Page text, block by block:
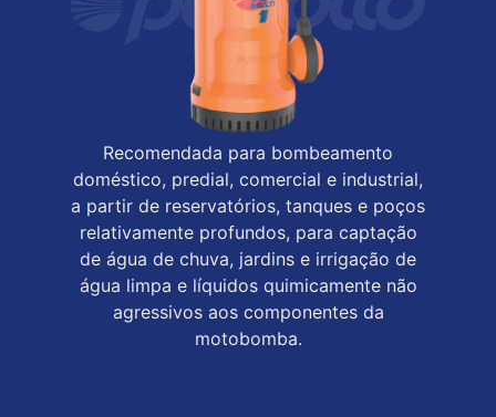
Recomendada para bombeamento
doméstico, predial, comercial e industrial,
a partir de reservatórios, tanques e poços
relativamente profundos, para captação
de água de chuva, jardins e irrigação de
água limpa e líquidos quimicamente não
agressivos aos componentes da
motobomba.